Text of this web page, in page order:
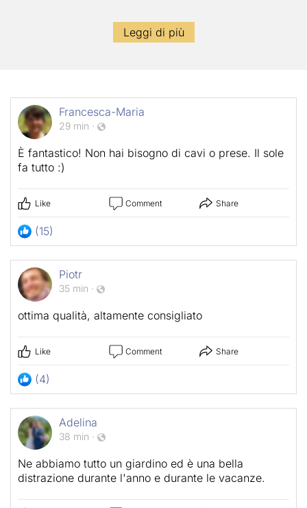
Leggi di più
Francesca-Maria
29 min ·
È fantastico! Non hai bisogno di cavi o prese. Il sole
fa tutto :)
Like Comment Share
(15)
Piotr
35 min ·
ottima qualità, altamente consigliato
Like Comment Share
(4)
Adelina
38 min ·
Ne abbiamo tutto un giardino ed è una bella
distrazione durante l'anno e durante le vacanze.